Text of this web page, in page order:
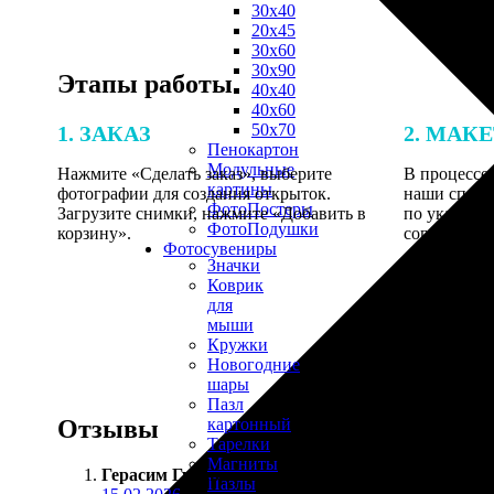
30х40
20х45
30х60
30х90
40х40
40х60
50х70
Пенокартон
Модульные
картины
ФотоПостеры
ФотоПодушки
Фотоcувениры
Значки
Коврик
для
мыши
Кружки
Новогодние
шары
Пазл
картонный
Тарелки
Магниты
Пазлы
Этапы работы
1. ЗАКАЗ
Нажмите «Сделать заказ», выберите
фотографии для создания открыток.
Загрузите снимки, нажмите «Добавить в
корзину».
2.
В процессе
наши
по
Отзывы
Герасим Гуров :